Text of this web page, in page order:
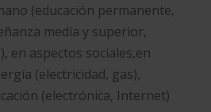
(educación permanente,
media y superior,
en aspectos sociales,​en
(electricidad,​ gas),
(electrónica, Internet)